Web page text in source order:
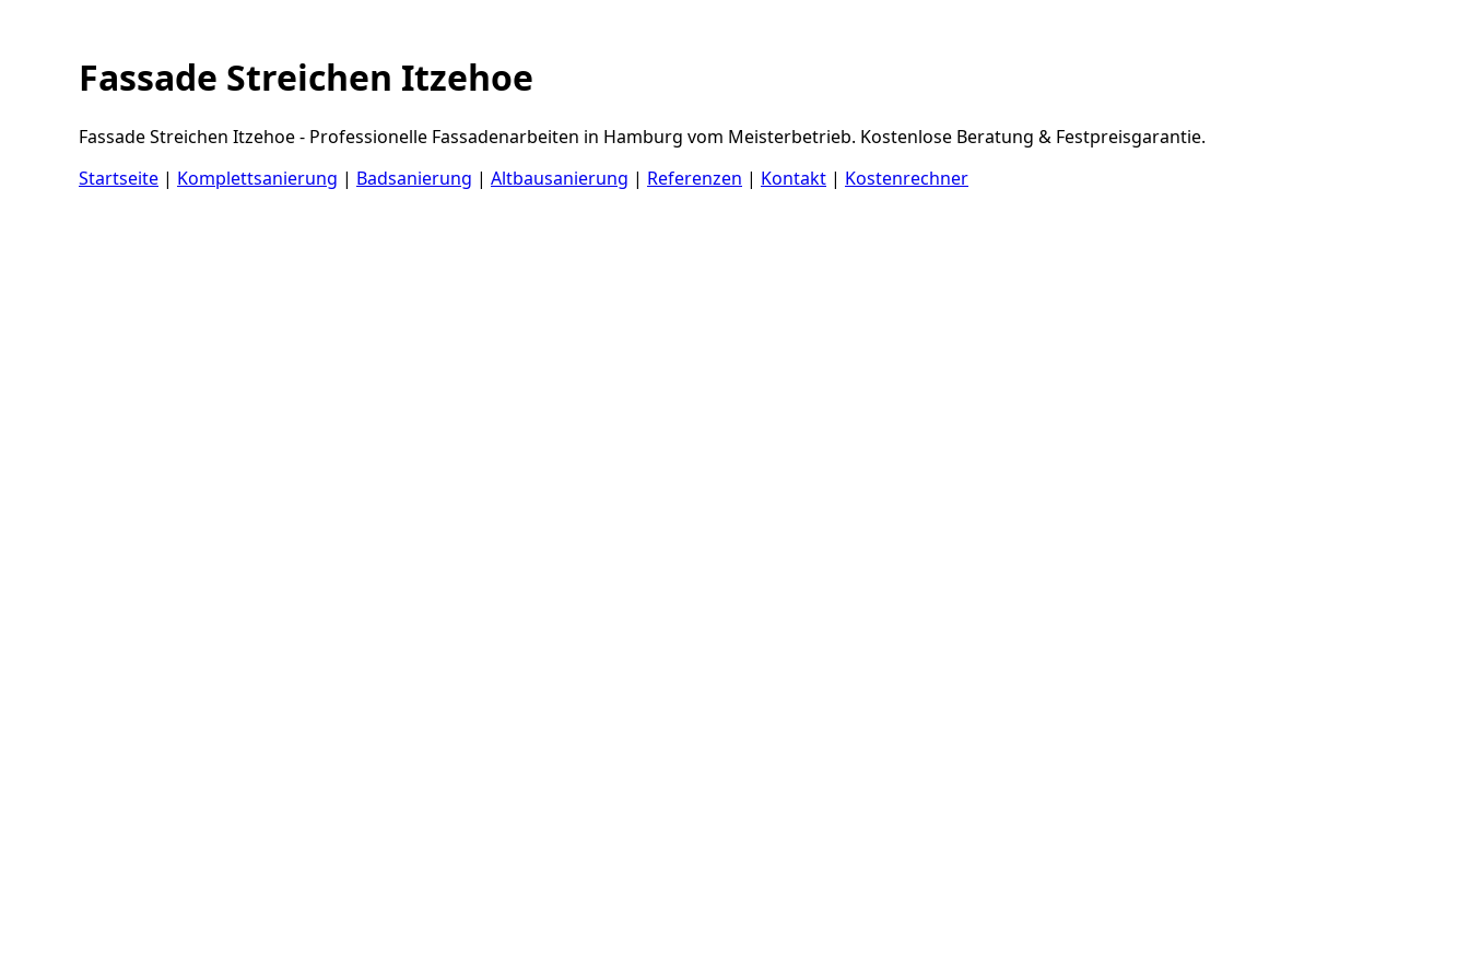
Fassade Streichen Itzehoe
Fassade Streichen Itzehoe - Professionelle Fassadenarbeiten in Hamburg vom Meisterbetrieb. Kostenlose Beratung & Festpreisgarantie.
Startseite | Komplettsanierung | Badsanierung | Altbausanierung | Referenzen | Kontakt | Kostenrechner